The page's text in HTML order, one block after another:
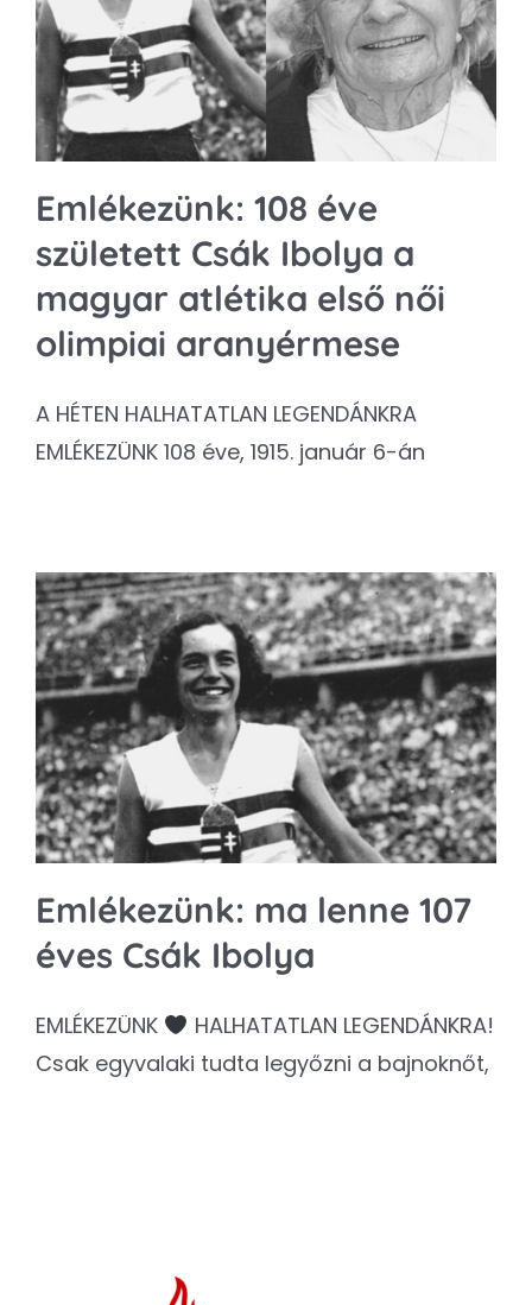
Kapcsolat
SEARCH
FOR:
Emlékezünk: 108 éve
született Csák Ibolya a
magyar atlétika első női
olimpiai aranyérmese
A HÉTEN HALHATATLAN LEGENDÁNKRA
EMLÉKEZÜNK 108 éve, 1915. január 6-án
Emlékezünk: ma lenne 107
éves Csák Ibolya
EMLÉKEZÜNK
HALHATATLAN LEGENDÁNKRA!
Csak egyvalaki tudta legyőzni a bajnoknőt,